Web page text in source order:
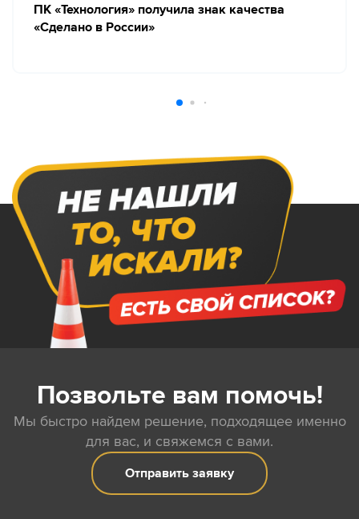
ПК «Технология» получила знак качества
«Сделано в России»
Позвольте вам помочь!
Мы быстро найдем решение, подходящее именно
для вас, и свяжемся с вами.
Отправить заявку